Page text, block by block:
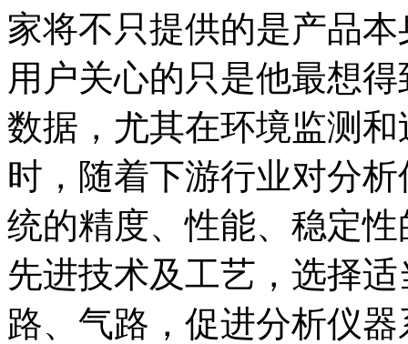
家将不只提供的是产品
用户关心的只是他最想
数据，尤其在环境监测
时，随着下游行业对分
统的精度、性能、稳定
先进技术及工艺，选择
路、气路，促进分析仪